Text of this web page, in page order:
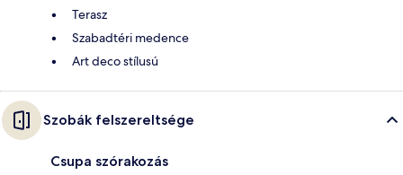
Terasz
Szabadtéri medence
Art deco stílusú
Szobák felszereltsége
Csupa szórakozás